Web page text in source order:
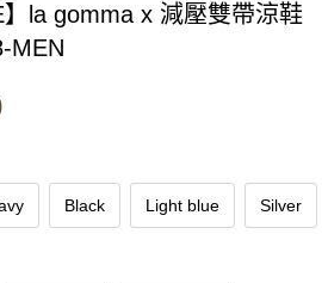
】la gomma x 減壓雙帶涼鞋
MEN
Black Light blue Silver